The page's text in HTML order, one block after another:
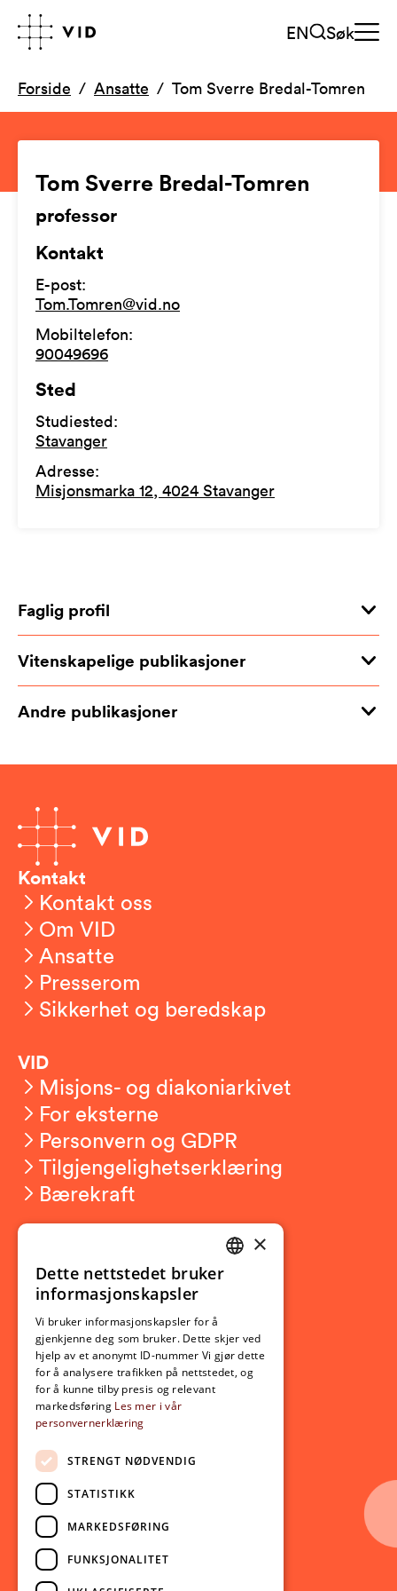
EN Søk
Forside Ansatte Tom Sverre Bredal-Tomren
Tom Sverre Bredal-Tomren
professor
Kontakt
E-post:
Tom.Tomren@vid.no
Mobiltelefon:
90049696
Sted
Studiested:
Stavanger
Adresse:
Misjonsmarka 12, 4024 Stavanger
Faglig profil
Vitenskapelige publikasjoner
Andre publikasjoner
Kontakt
Kontakt oss
Om VID
Ansatte
Presserom
Sikkerhet og beredskap
VID
Misjons- og diakoniarkivet
For eksterne
Personvern og GDPR
Tilgjengelighetserklæring
Bærekraft
Ny student
Utveksling
Opptak
Lov- og regelverk
Aktuelt
Nyheter
Arrangementer
Nyhetsbrev
Ledige stillinger
Følg oss på sosiale medier:
Facebook
NORWEGIAN
×
Dette nettstedet bruker
informasjonskapsler
Vi bruker informasjonskapsler for å
gjenkjenne deg som bruker. Dette skjer ved
hjelp av et anonymt ID-nummer Vi gjør dette
for å analysere trafikken på nettstedet, og
for å kunne tilby presis og relevant
markedsføring Les mer i vår
personvernerklæring
STRENGT NØDVENDIG
STATISTIKK
MARKEDSFØRING
FUNKSJONALITET